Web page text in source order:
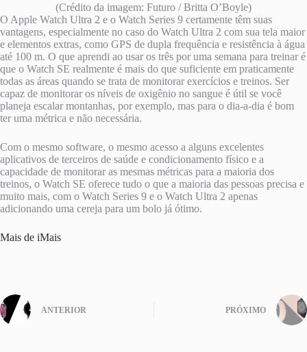
(Crédito da imagem: Futuro / Britta O’Boyle)
O Apple Watch Ultra 2 e o Watch Series 9 certamente têm suas
vantagens, especialmente no caso do Watch Ultra 2 com sua tela maior
e elementos extras, como GPS de dupla frequência e resistência à água
até 100 m. O que aprendi ao usar os três por uma semana para treinar é
que o Watch SE realmente é mais do que suficiente em praticamente
todas as áreas quando se trata de monitorar exercícios e treinos. Ser
capaz de monitorar os níveis de oxigênio no sangue é útil se você
planeja escalar montanhas, por exemplo, mas para o dia-a-dia é bom
ter uma métrica e não necessária.
Com o mesmo software, o mesmo acesso a alguns excelentes
aplicativos de terceiros de saúde e condicionamento físico e a
capacidade de monitorar as mesmas métricas para a maioria dos
treinos, o Watch SE oferece tudo o que a maioria das pessoas precisa e
muito mais, com o Watch Series 9 e o Watch Ultra 2 apenas
adicionando uma cereja para um bolo já ótimo.
Mais de iMais
ANTERIOR PRÓXIMO